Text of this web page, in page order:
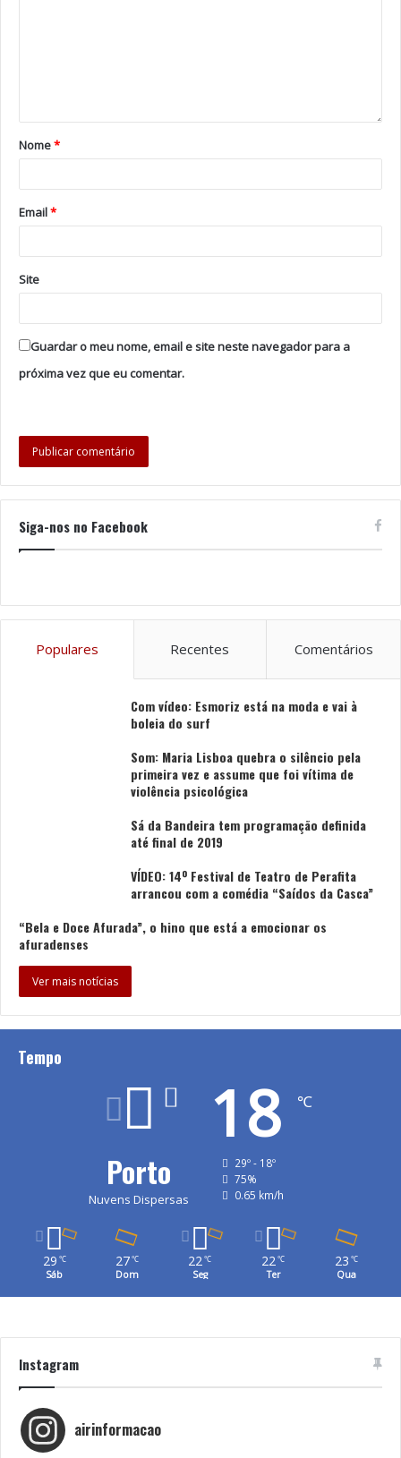
Nome*
Email*
Site
Guardar o meu nome, email e site neste navegador para a
próxima vez que eu comentar.
Siga-nos no Facebook
Populares Recentes Comentários
Com vídeo: Esmoriz está na moda e vai à
boleia do surf
Som: Maria Lisboa quebra o silêncio pela
primeira vez e assume que foi vítima de
violência psicológica
Sá da Bandeira tem programação definida
até final de 2019
VÍDEO: 14º Festival de Teatro de Perafita
arrancou com a comédia “Saídos da Casca”
“Bela e Doce Afurada”, o hino que está a emocionar os
afuradenses
Ver mais notícias
Tempo
Porto
Nuvens Dispersas
18 ℃
29º - 18º
75%
0.65 km/h
29 ℃
Sáb
27 ℃
Dom
22℃
Seg
22℃
Ter
23 ℃
Qua
Instagram
airinformacao